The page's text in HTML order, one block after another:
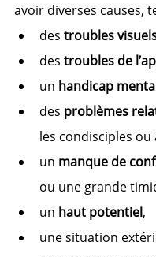
avoir diverses causes,
des troubles
des troubles de
un handicap
des problèmes
les condisciples ou
un manque de
ou une grande
un haut potentiel,
une situation